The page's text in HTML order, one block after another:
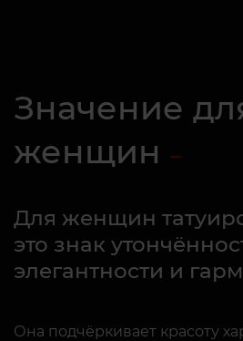
Значение
женщин
Для женщин
это знак
элегантности и
Она подчёркивает красоту